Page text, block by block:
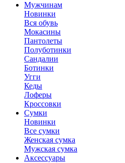
Мужчинам
Новинки
Вся обувь
Мокасины
Пантолеты
Полуботинки
Сандалии
Ботинки
Угги
Кеды
Лоферы
Кроссовки
Сумки
Новинки
Все сумки
Женская сумка
Мужская сумка
Аксессуары